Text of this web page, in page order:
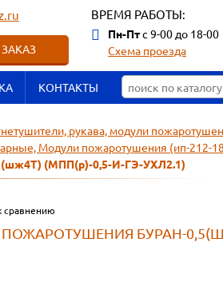
ВРЕМЯ РАБОТЫ:
Пн-Птс 9-00 до 18-00
Схема проезда
КОНТАКТЫ
рукава, модули
Модули пожаротушения (ип-212-
(МПП(р)-0,5-И-ГЭ-УХЛ2.1)
сравнению
БУРАН-